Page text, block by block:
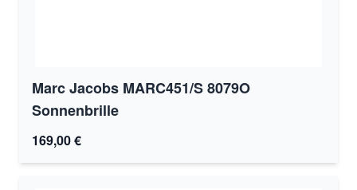
Marc Jacobs MARC451/S 8079O
Sonnenbrille
169,00 €